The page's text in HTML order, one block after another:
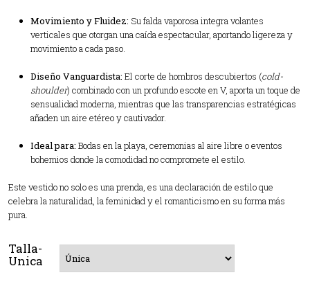
Movimiento y Fluidez: Su falda vaporosa integra volantes
verticales que otorgan una caída espectacular, aportando ligereza y
movimiento a cada paso.
Diseño Vanguardista: El corte de hombros descubiertos (cold-
shoulder) combinado con un profundo escote en V, aporta un toque de
sensualidad moderna, mientras que las transparencias estratégicas
añaden un aire etéreo y cautivador.
Ideal para: Bodas en la playa, ceremonias al aire libre o eventos
bohemios donde la comodidad no compromete el estilo.
Este vestido no solo es una prenda, es una declaración de estilo que
celebra la naturalidad, la feminidad y el romanticismo en su forma más
pura.
Talla-
Unica